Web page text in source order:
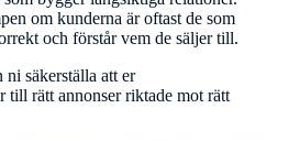
om kunderna är oftast de som
och förstår vem de säljer till.
säkerställa att er
till rätt annonser riktade mot rätt